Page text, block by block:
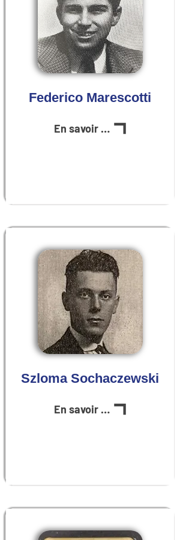
Federico Marescotti
En savoir plus
Szloma Sochaczewski
En savoir plus